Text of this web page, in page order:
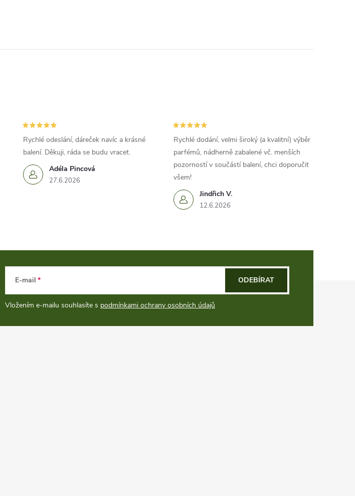
Adéla Pincová
27.6.2026
Rychlé odeslání, dáreček navíc a krásné
balení. Děkuji, ráda se budu vracet.
Jindřich V.
12.6.2026
Rychlé dodání, velmi široký (a kvalitní) výběr
parfémů, nádherně zabalené vč. menších
pozorností v součástí balení, chci doporučit
všem!
E-mail
Vložením e-mailu souhlasíte s podmínkami ochrany osobních údajů
ODEBÍRAT